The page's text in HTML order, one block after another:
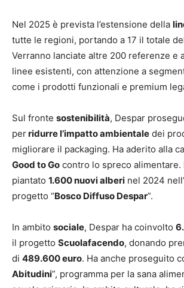
Nel 2025 è prevista l’estensione della
tutte le regioni, portando a 17 il totale
Verranno lanciate altre 200 referenze e
linee esistenti, con attenzione a
come i prodotti funzionali e premium
Sul fronte sostenibilità, Despar
perridurre l’impatto ambientale dei
migliorare il packaging. Ha aderito alla
Good to Go contro lo spreco alimentare.
piantato 1.600 nuovi alberi nel 2024
progetto “Bosco Diffuso Despar”.
In ambito sociale, Despar ha coinvolto
il progetto Scuolafacendo, donando
di 489.600 euro. Ha anche proseguito
Abitudini”, programma per la sana